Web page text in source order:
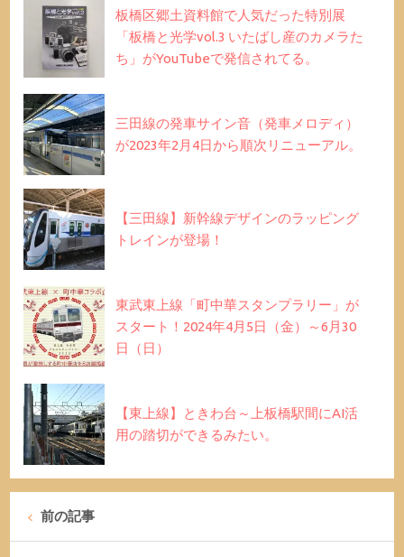
板橋区郷土資料館で人気だった特別展
「板橋と光学vol.3 いたばし産のカメラた
ち」がYouTubeで発信されてる。
三田線の発車サイン音（発車メロディ）
が2023年2月4日から順次リニューアル。
【三田線】新幹線デザインのラッピング
トレインが登場！
東武東上線「町中華スタンプラリー」が
スタート！2024年4月5日（金）～6月30
日（日）
【東上線】ときわ台～上板橋駅間にAI活
用の踏切ができるみたい。
前の記事